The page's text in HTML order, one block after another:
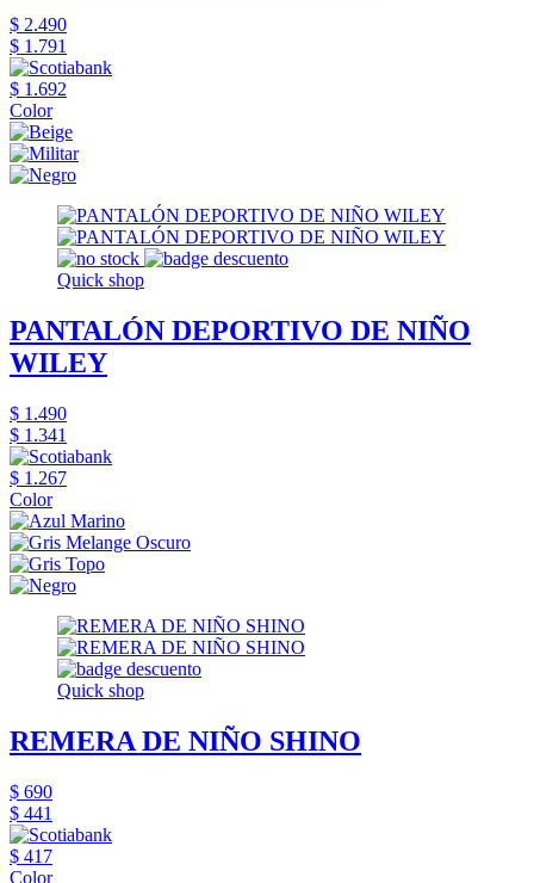
$ 2.490
$ 1.791
$ 1.692
Color
Quick shop
PANTALÓN DEPORTIVO DE NIÑO
WILEY
$ 1.490
$ 1.341
$ 1.267
Color
Quick shop
REMERA DE NIÑO SHINO
$ 690
$ 441
$ 417
Color